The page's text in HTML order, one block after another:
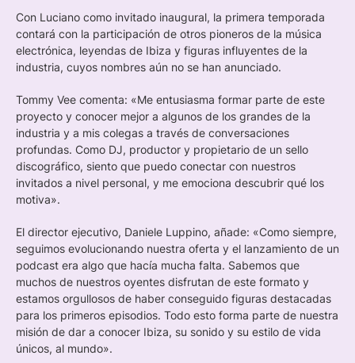
Con Luciano como invitado inaugural, la primera temporada
contará con la participación de otros pioneros de la música
electrónica, leyendas de Ibiza y figuras influyentes de la
industria, cuyos nombres aún no se han anunciado.
Tommy Vee comenta: «Me entusiasma formar parte de este
proyecto y conocer mejor a algunos de los grandes de la
industria y a mis colegas a través de conversaciones
profundas. Como DJ, productor y propietario de un sello
discográfico, siento que puedo conectar con nuestros
invitados a nivel personal, y me emociona descubrir qué los
motiva».
El director ejecutivo, Daniele Luppino, añade: «Como siempre,
seguimos evolucionando nuestra oferta y el lanzamiento de un
podcast era algo que hacía mucha falta. Sabemos que
muchos de nuestros oyentes disfrutan de este formato y
estamos orgullosos de haber conseguido figuras destacadas
para los primeros episodios. Todo esto forma parte de nuestra
misión de dar a conocer Ibiza, su sonido y su estilo de vida
únicos, al mundo».